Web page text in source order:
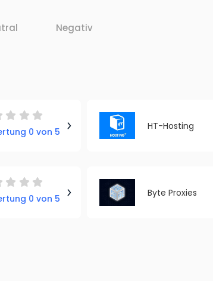
Negativ
0 von 5
HT-Hosting
0 von 5
Byte Proxies